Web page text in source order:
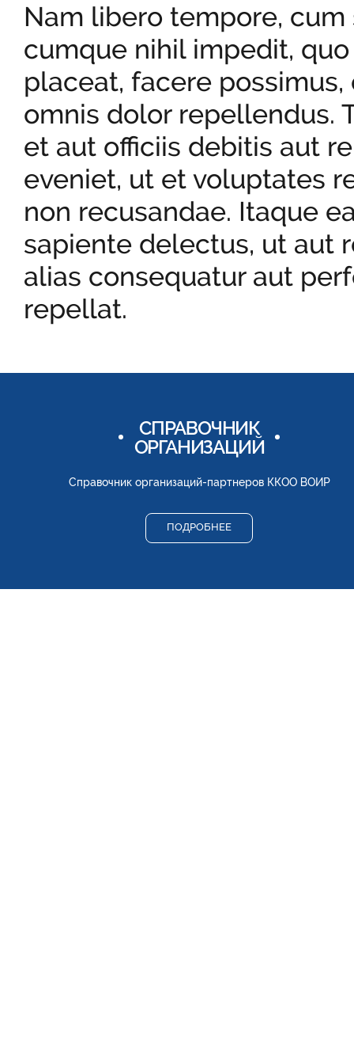
Nam libero tempore,
cumque nihil impedit,
placeat, facere
omnis dolor repellendus.
et aut officiis debitis aut
eveniet, ut et voluptates
non recusandae. Itaque
sapiente delectus, ut aut
alias consequatur aut
repellat.
СПРАВОЧНИК
ОРГАНИЗАЦИЙ
Справочник организаций-партнеров ККОО ВОИР
ПОДРОБНЕЕ